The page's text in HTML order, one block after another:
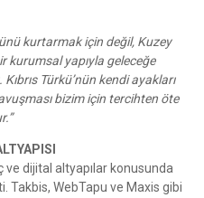
kurtarmak için değil, Kuzey
kurumsal yapıyla geleceğe
Türkü’nün kendi ayakları
bizim için tercihten öte
dijital altyapılar konusunda
Takbis, WebTapu ve Maxis gibi